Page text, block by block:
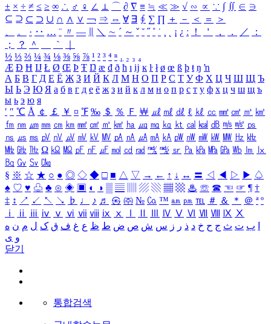
± × ÷ ≠ ≤ ≥ ∞ ∴ ♂ ♀ ∠ ⊥ ⌒ ∂ ∇ ≡ ≒ ≪ ≫ √ ∽ ∝ ∵ ∫ ∬ ∈ ∋
⊆ ⊇ ⊂ ⊃ ∪ ∩ ∧ ∨ ￢ ⇒ ⇔ ∀ ∃ ∮ ∑ ∏ ＋ － ＜ ＝
＞
、
。 · ‥ … ¨ 〃 ― ＼ ∼ ´ ～ ˇ ˘ ˝ ˚ ˙ ¸ ¡ ¿ ː ！ ＇ ， ． ／
：
；
？ ＾ ｀
½ ⅓ ⅔ ¼ ¾ ⅛ ⅜ ⅝ ⅞ ¹ ² ³ ⁴ ⁿ ₁ ₂ ₃ ₄
Æ Ð Ħ Ĳ Ł Ø Œ Þ Ŧ Ŋ æ đ ð ħ ı ĳ ĸ ŀ ł ø œ ß þ ŧ ŋ ŉ
А Б В Г Д Е Ё Ж З И Й К Л М Н О П Р С Т У Ф Х Ц Ч Ш Щ Ъ
Ы Ь Э Ю Я а б в г д е ё ж з и й к л м н о п р с т у ф х ц ч ш щ ъ
ы ь э ю я
′ ″ ℃ Å ￠ ￡ ￥ ¤ ℉ ‰ ＄ ％ Ｆ ￦ ㎕ ㎖ ㎗ ℓ ㎘ ㏄ ㎣ ㎤ ㎥ ㎦
㎙ ㎚ ㎛ ㎜ ㎝ ㎞ ㎟ ㎠ ㎡ ㎢ ㏊ ㎍ ㎎ ㎏ ㏏ ㎈ ㎉ ㏈ ㎧ ㎨ ㎰
㎱ ㎲ ㎳ ㎴ ㎵ ㎶ ㎷ ㎸ ㎹ ㎀ ㎁ ㎂ ㎃ ㎄ ㎺ ㎻ ㎽ ㎾ ㎿ ㎐ ㎑
㎒ ㎓ ㎔ Ω ㏀ ㏁ ㎊ ㎋ ㎌ ㏖ ㏅ ㎭ ㎮ ㎯ ㏛ ㎩ ㎪ ㎫ ㎬ ㏝ ㏐
㏓
㏃ ㏉ ㏜ ㏆
§ ※ ☆ ★ ○ ● ◎ ◇ ◆ □ ■ △ ▽ → ← ↑ ↓ ↔ 〓 ◁ ◀ ▷ ▶ ♤
♠ ♡ ♥ ♧ ♣ ⊙ ◈ ▣ ◐ ◑ ▒ ▤ ▨ ▧ ▦ ▩ ♨ ☏ ☎ ☜ ☞ ¶ †
‡ ↕ ↗ ↙ ↖ ↘ ♭ ♩ ♪ ♬ ㉿ ㈜ № ㏇ ™ ㏂ ㏘ ℡ ＃ ＆ ＊ ＠ ª º
ⅰ
ⅱ ⅲ ⅳ ⅴ ⅵ ⅶ ⅷ ⅸ ⅹ Ⅳ Ⅴ Ⅵ Ⅶ Ⅷ Ⅸ Ⅹ
ب ت ث ج ح خ د ذ ر ز س ش ص ض ط ظ ع غ ف ق ک ل م ن ه
و ی
닫기
통합검색